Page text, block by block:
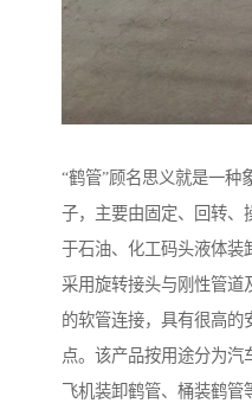
“鹤管”顾名思义就是一种
子，主要由固定、回转、
于石油、化工码头液体装
采用旋转接头与刚性管道
的软管连接，具有很高的
点。该产品按用途分为汽
飞机装卸鹤管、桶装鹤